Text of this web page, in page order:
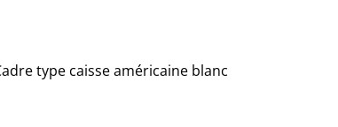
type caisse américaine blanc